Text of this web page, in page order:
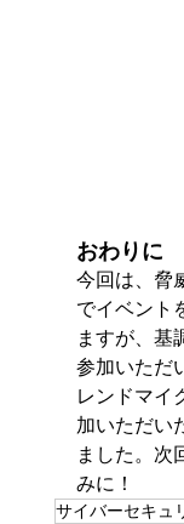
おわりに
今回は、脅
でイベント
ますが、基
参加いただ
レンドマイ
加いただい
ました。次
みに！
サイバーセキュ